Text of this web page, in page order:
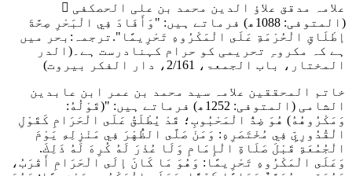
علامہ مدقق علاؤ الدین محمد بن علی الحصکفی ﷫
(المتوفی: 1088ھ) فرماتے ہیں
: "وَأَفَادَ فِي الْبَحْرِ صِحَّةَ
إطْلَاقِ الْحُرْمَةِ عَلَى الْمَكْرُوهِ تَحْرِيمًا".ترجمہ:بحر میں
ہے کہ مکروہِ تحریمی کو حرام کہنادرست ہے۔(الدر
المختار، باب الجمعۃ، 2/161، دار الفکر بیروت)
خاتم المحققین علامہ سید محمد بن عمر ابن عابدین
الشامی (المتوفی: 1252ھ) فرماتے ہیں:
"(قَوْلُهُ:
وَمَكْرُوهُهُ) هُوَ ضِدُّ الْمَحْبُوبِ؛ قَدْ يُطْلَقُ عَلَى الْحَرَامِ كَقَوْلِ
الْقُدُورِيِّ فِي مُخْتَصَرِهِ: وَمَنْ صَلَّى الظُّهْرَ فِي مَنْزِلِهِ يَوْمَ
الْجُمُعَةِ قَبْلَ صَلَاةِ الْإِمَامِ وَلَا عُذْرَ لَهُ كُرِهَ لَهُ ذَلِكَ.
وَعَلَى الْمَكْرُوهِ تَحْرِيمًا: وَهُوَ مَا كَانَ إلَى الْحَرَامِ أَقْرَبُ،